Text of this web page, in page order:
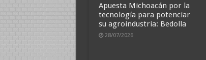
Apuesta Michoacán por la
tecnología para potenciar
su agroindustria: Bedolla
28/07/2026